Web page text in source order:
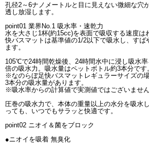
孔径2～6ナノメートルと目に見えない微細な穴
透し放湿します。
point01 業界No.1 吸水率・速乾力
水を大さじ1杯(約15cc)を表面で吸収する速度は
快バスマットは基準値の1/2以下で吸水し、すば
ます。
105℃で24時間乾燥後、24時間水中に浸し吸水
倍の吸水力。吸水量はペットボトル約3本分です
※なのらぼ足快バスマットレギュラーサイズの
3本分の吸水量があります。
※吸水率からの計算値で実測値ではございません
圧巻の吸水力で、本体の重量以上の水分を吸水
っても、いつでもサラッと快適です。
point02 ニオイ＆菌をブロック
●ニオイを吸着 無臭化